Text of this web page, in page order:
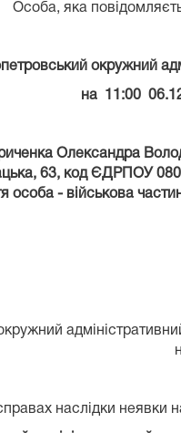
Особа, яка
окружний
на 11:00
Олександра
63, код ЄДРПОУ
особа - військова
наслідки неявки